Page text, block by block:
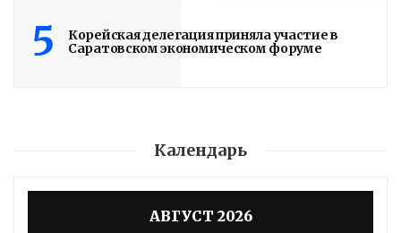
5
Корейская делегация приняла участие в
Саратовском экономическом форуме
Календарь
АВГУСТ 2026
Подробности в статье!